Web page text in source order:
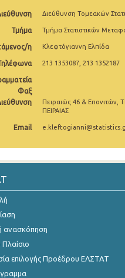
Δεκεμβρίου 2024
Οκτωβρίου 2024
Σεπτεμβρίου 2024
Αυγούστου 2024
Ιουλίου 2024
Μαΐου 2024
Φεβρουαρίου 2024
Δεκεμβρίου 2023
Διεύθυνση Τομεακών
Τμήμα Τμήμα Στατιστικών
η Κλεφτόγιαννη Ελπίδα
213 1353087, 213 1352187
Φαξ
Πειραιώς 46 & Επονιτών,
ΠΕΙΡΑΙΑΣ
Email
ανασκόπηση
επιλογής Προέδρου ΕΛΣΤΑΤ